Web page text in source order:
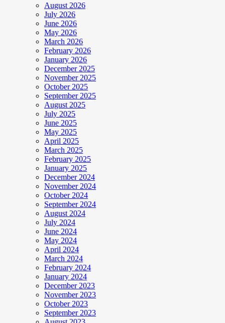
August 2026
July 2026
June 2026
May 2026
March 2026
February 2026
January 2026
December 2025
November 2025
October 2025
September 2025
August 2025
July 2025
June 2025
May 2025
April 2025
March 2025
February 2025
January 2025
December 2024
November 2024
October 2024
September 2024
August 2024
July 2024
June 2024
May 2024
April 2024
March 2024
February 2024
January 2024
December 2023
November 2023
October 2023
September 2023